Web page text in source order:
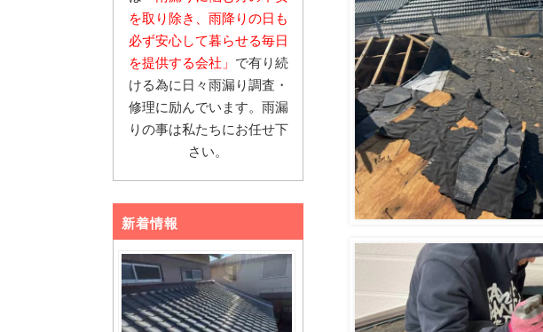
を取り除き、雨降りの日も
必ず安心して暮らせる毎日
を提供する会社」 で有り続
ける為に日々雨漏り調査・
修理に励んでいます。雨漏
りの事は私たちにお任せ下
さい。
新着情報